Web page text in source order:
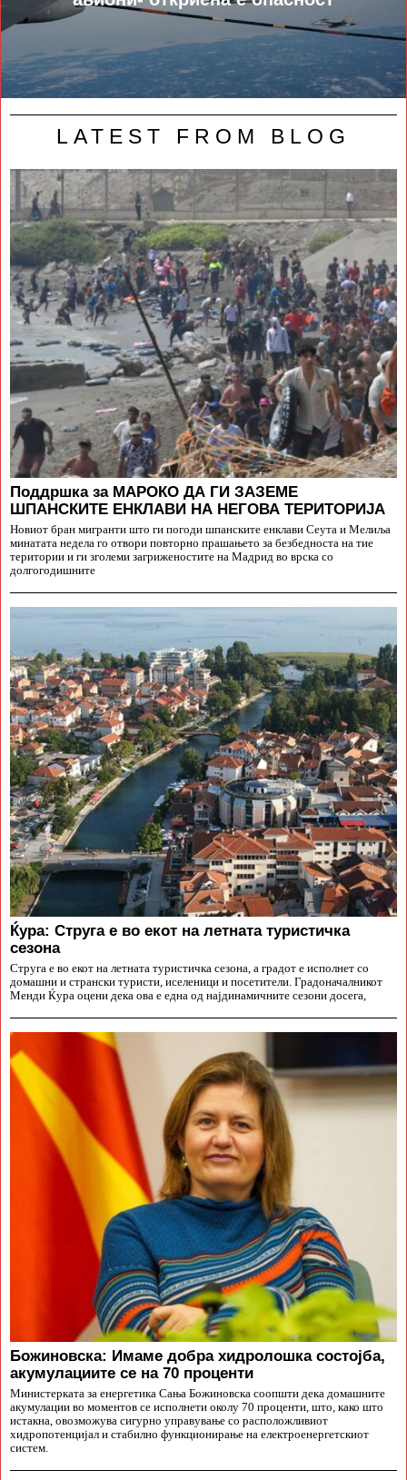
LATEST FROM BLOG
Поддршка за МАРОКО ДА ГИ ЗАЗЕМЕ
ШПАНСКИТЕ ЕНКЛАВИ НА НЕГОВА ТЕРИТОРИЈА
Новиот бран мигранти што ги погоди шпанските енклави Сеута и Мелиља
минатата недела го отвори повторно прашањето за безбедноста на тие
територии и ги зголеми загриженостите на Мадрид во врска со
долгогодишните
Ќура: Струга е во екот на летната туристичка
сезона
Струга е во екот на летната туристичка сезона, а градот е исполнет со
домашни и странски туристи, иселеници и посетители. Градоначалникот
Менди Ќура оцени дека ова е една од најдинамичните сезони досега,
Божиновска: Имаме добра хидролошка состојба,
акумулациите се на 70 проценти
Министерката за енергетика Сања Божиновска соопшти дека домашните
акумулации во моментов се исполнети околу 70 проценти, што, како што
истакна, овозможува сигурно управување со расположливиот
хидропотенцијал и стабилно функционирање на електроенергетскиот
систем.